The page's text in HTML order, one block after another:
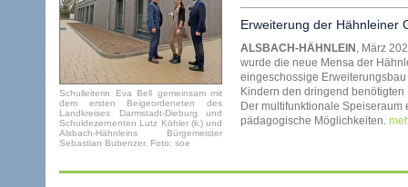
Schulleiterin Eva Bell gemeinsam mit
dem ersten Beigeordeneten des
Landkreises Darmstadt-Dieburg und
Schuldezernenten Lutz Köhler (li.) und
Alsbach-Hähnleins Bürgemeister
Sebastian Bubenzer. Foto: soe
Erweiterung der Hähnleiner
ALSBACH-HÄHNLEIN , März
wurde die neue Mensa der
eingeschossige
Kindern den dringend
Der multifunktionale
pädagogische Möglichkeiten.